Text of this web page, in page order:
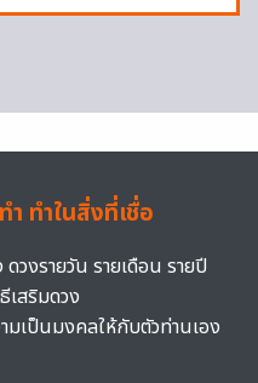
ทำในสิ่งที่เชื่อ
วงรายวัน รายเดือน รายปี
เสริมดวง
มเป็นมงคลให้กับตัวท่านเอง